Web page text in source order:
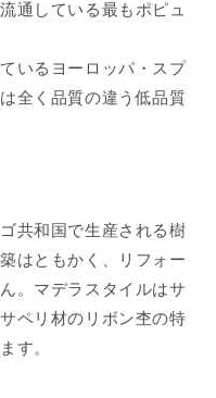
通している最もポピュ
いるヨーロッパ・スプ
全く品質の違う低品質
共和国で生産される樹
はともかく、リフォー
。マデラスタイルはサ
ペリ材のリボン杢の特
す。